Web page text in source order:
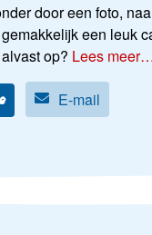
door een foto,
een leuk
op? Lees
E-mail